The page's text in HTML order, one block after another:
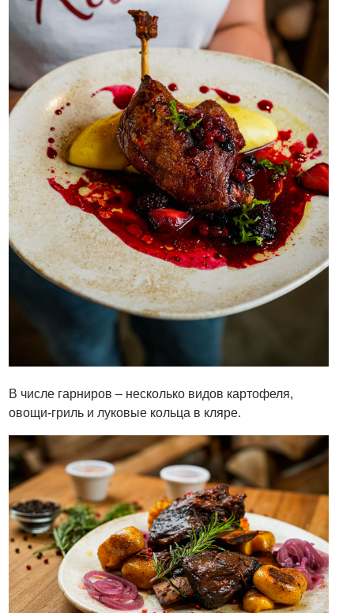
В числе гарниров – несколько видов картофеля,
овощи-гриль и луковые кольца в кляре.